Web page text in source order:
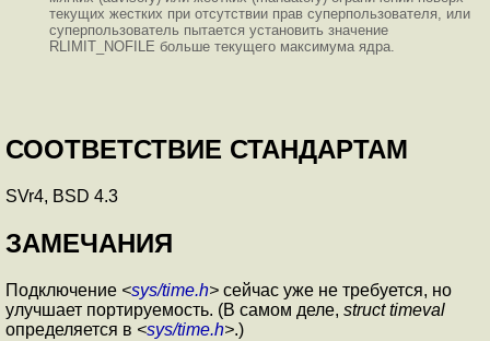
текущих жестких при отсутствии прав суперпользователя, или
суперпользователь пытается установить значение
RLIMIT_NOFILE больше текущего максимума ядра.
СООТВЕТСТВИЕ СТАНДАРТАМ
SVr4, BSD 4.3
ЗАМЕЧАНИЯ
Подключение <sys/time.h> сейчас уже не требуется, но
улучшает портируемость. (В самом деле, struct timeval
определяется в <sys/time.h>.)